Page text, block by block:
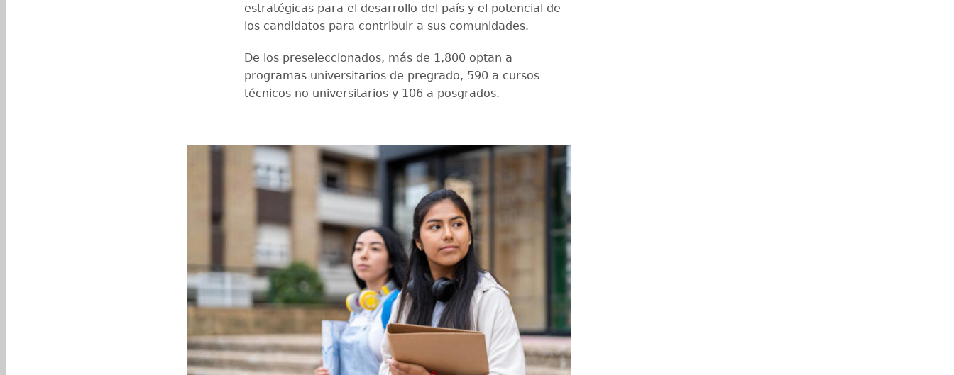
estratégicas para el desarrollo del país y el potencial de
los candidatos para contribuir a sus comunidades.
De los preseleccionados, más de 1,800 optan a
programas universitarios de pregrado, 590 a cursos
técnicos no universitarios y 106 a posgrados.